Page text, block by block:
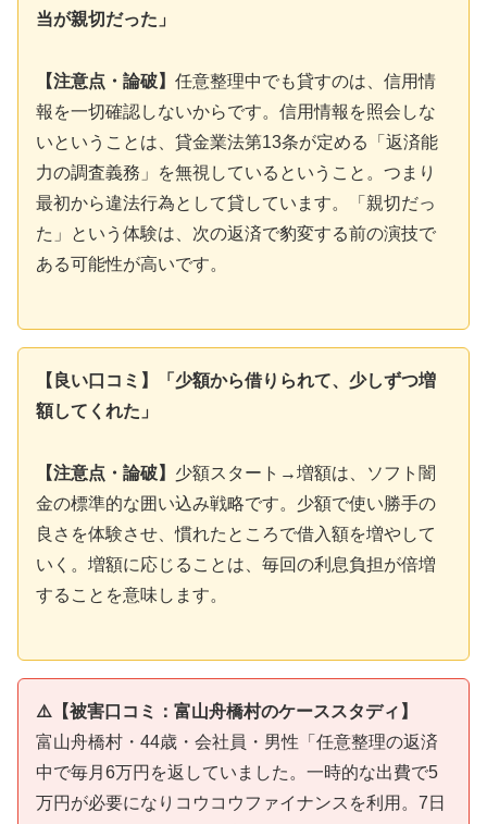
当が親切だった」
【注意点・論破】 任意整理中でも貸すのは、信用情
報を一切確認しないからです。信用情報を照会しな
いということは、貸金業法第13条が定める「返済能
力の調査義務」を無視しているということ。つまり
最初から違法行為として貸しています。「親切だっ
た」という体験は、次の返済で豹変する前の演技で
ある可能性が高いです。
【良い口コミ】「少額から借りられて、少しずつ増
額してくれた」
【注意点・論破】 少額スタート→増額は、ソフト闇
金の標準的な囲い込み戦略です。少額で使い勝手の
良さを体験させ、慣れたところで借入額を増やして
いく。増額に応じることは、毎回の利息負担が倍増
することを意味します。
⚠️【被害口コミ：富山舟橋村のケーススタディ】
富山舟橋村・44歳・会社員・男性「任意整理の返済
中で毎月6万円を返していました。一時的な出費で5
万円が必要になりコウコウファイナンスを利用。7日